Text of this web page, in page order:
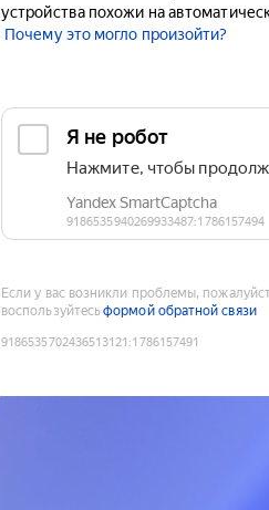
устройства похожи на
Почему это могло произойти?
Если у вас возникли проблемы,
воспользуйтесьформой обратной связи
9186535702436513121 :1786157491